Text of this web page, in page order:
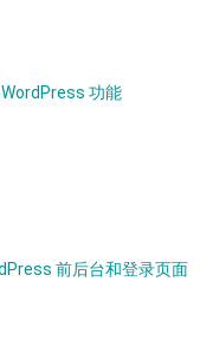
功能
前后台和登录页面